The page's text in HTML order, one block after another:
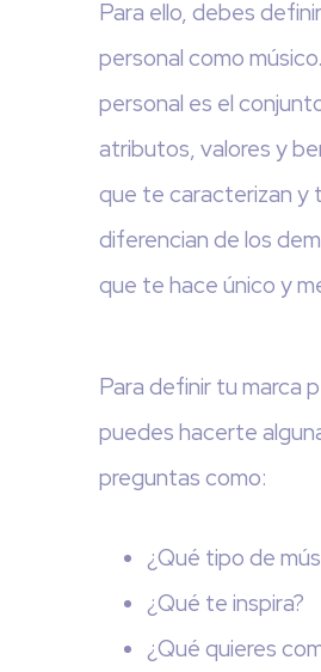
Para ello, debes
personal como
personal es el
atributos, valores y
que te caracterizan y
diferencian de los
que te hace único y
Para definir tu marca
puedes hacerte
preguntas como:
¿Qué tipo de
¿Qué te inspira?
¿Qué quieres